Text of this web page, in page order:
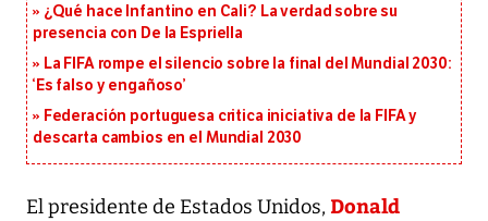
¿Qué hace Infantino en Cali? La verdad sobre su
presencia con De la Espriella
La FIFA rompe el silencio sobre la final del Mundial 2030:
‘Es falso y engañoso’
Federación portuguesa critica iniciativa de la FIFA y
descarta cambios en el Mundial 2030
El presidente de Estados Unidos, Donald